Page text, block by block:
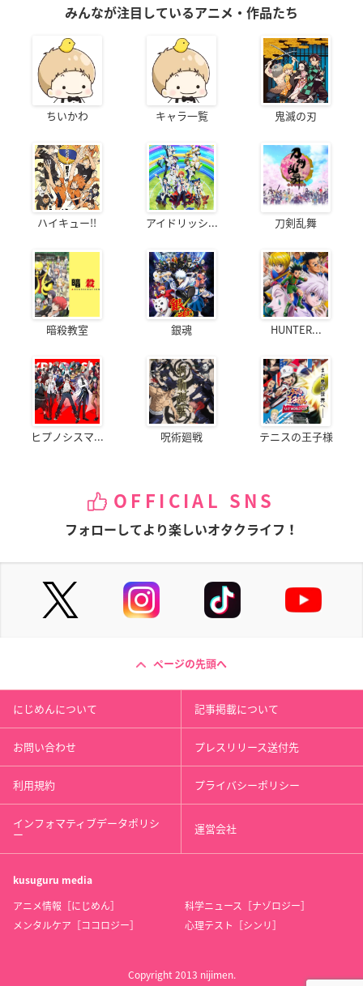
みんなが注目しているアニメ・作品たち
ちいかわ キャラ一覧 鬼滅の刃
ハイキュー!! アイドリッシ... 刀剣乱舞
暗殺教室 銀魂 HUNTER...
ヒプノシスマ... 呪術廻戦 テニスの王子様
OFFICIAL SNS
フォローしてより楽しいオタクライフ！
ページの先頭へ
にじめんについて 記事掲載について
お問い合わせ プレスリリース送付先
利用規約 プライバシーポリシー
インフォマティブデータポリシ
ー 運営会社
kusuguru media
アニメ情報［にじめん］
科学ニュース［ナゾロジー］
メンタルケア［ココロジー］
心理テスト［シンリ］
Copyright 2013 nijimen.